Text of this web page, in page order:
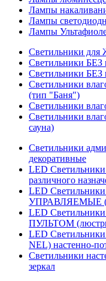
Лампы
Лампы
Лампы
Светильники
Светильники БЕЗ
Светильники БЕЗ
Светильники
(тип "Баня")
Светильники
Светильники
сауна)
Светильники
декоративные
LED
различного
LED
УПРАВЛЯЕМЫЕ
LED
ПУЛЬТОМ
LED
NEL) настенно-
Светильники
зеркал